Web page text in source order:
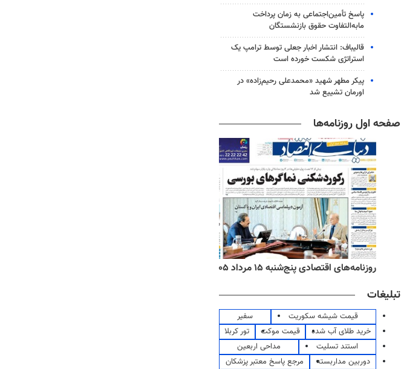
پاسخ تأمین‌اجتماعی به زمان پرداخت
مابه‌التفاوت حقوق بازنشستگان
قالیباف: انتشار اخبار جعلی توسط ترامپ یک
استراتژی شکست خورده است
پیکر مطهر شهید «محمدعلی رحیم‌زاده» در
اورمان تشییع شد
صفحه اول روزنامه‌ها
روزنامه‌های اقتصادی پنج‌شنبه ۱۵ مرداد ۱۴۰۵
تبلیغات
قیمت شیشه سکوریت
سفیر
خرید طلای آب شده
قیمت موکت
تور کربلا
استند تسلیت
مداحی اربعین
دوربین مداربسته
مرجع پاسخ معتبر پزشکان